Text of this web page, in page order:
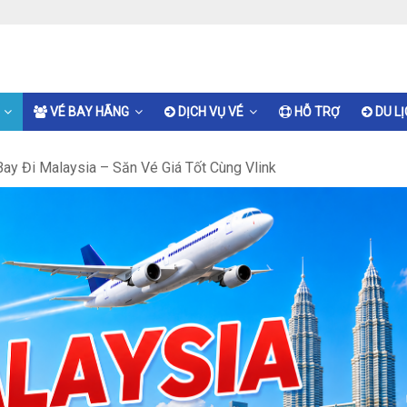
VÉ BAY HÃNG DỊCH VỤ VÉ HỖ TRỢ DU
Đi Malaysia – Săn Vé Giá Tốt Cùng Vlink